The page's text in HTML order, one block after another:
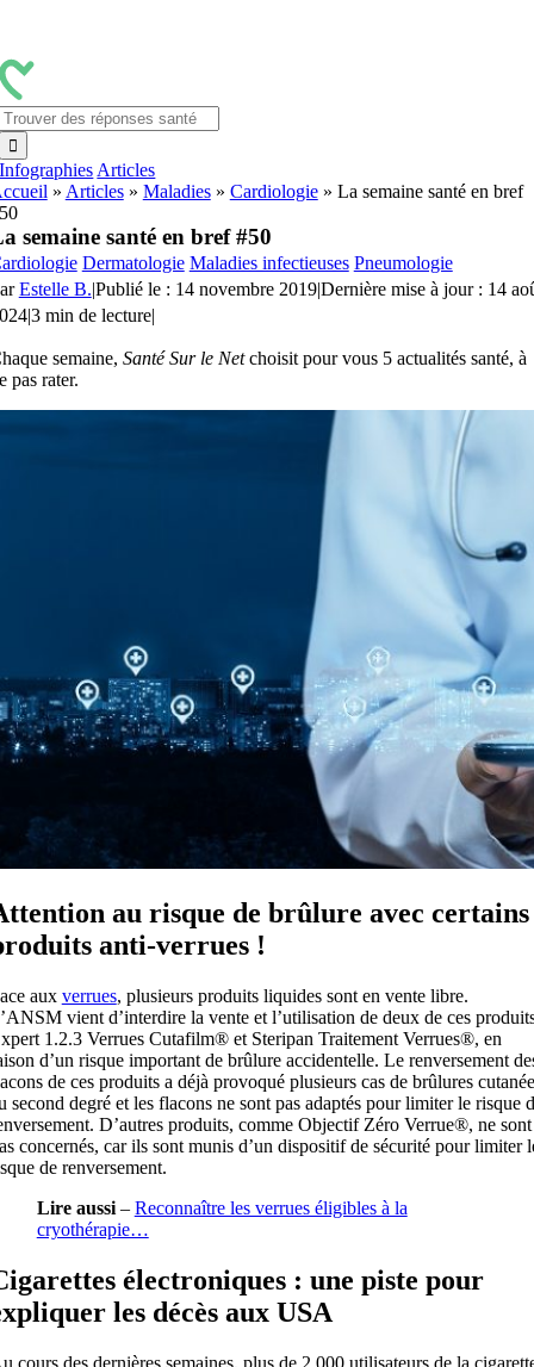
contenu
Infographies Articles
» Articles» Maladies» Cardiologie» La semaine santé en bref
semaine santé en bref #50
Dermatologie Maladies infectieuses Pneumologie
Estelle B.|Publié le : 14 novembre 2019|Dernière mise à jour : 14
|3 min de lecture|
semaine, Santé Sur le Netchoisit pour vous 5 actualités santé, à
pas rater.
au risque de brûlure avec certains
anti-verrues !
aux verrues, plusieurs produits liquides sont en vente libre.
vient d’interdire la vente et l’utilisation de deux de ces
1.2.3 Verrues Cutafilm® et Steripan Traitement Verrues®, en
d’un risque important de brûlure accidentelle. Le renversement
de ces produits a déjà provoqué plusieurs cas de brûlures
second degré et les flacons ne sont pas adaptés pour limiter le risque
D’autres produits, comme Objectif Zéro Verrue®, ne sont
concernés, car ils sont munis d’un dispositif de sécurité pour limiter
de renversement.
Lire aussi– Reconnaître les verrues éligibles à la
cryothérapie…
électroniques : une piste pour
les décès aux USA
cours des dernières semaines, plus de 2 000 utilisateurs de la